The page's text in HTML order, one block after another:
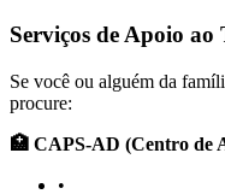
Serviços de Apoio ao
Se você ou alguém da
procure:
🏥 CAPS-AD (Centro de
•